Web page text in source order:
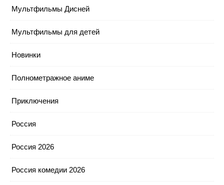
Мультфильмы Дисней
Мультфильмы для детей
Новинки
Полнометражное аниме
Приключения
Россия
Россия 2026
Россия комедии 2026